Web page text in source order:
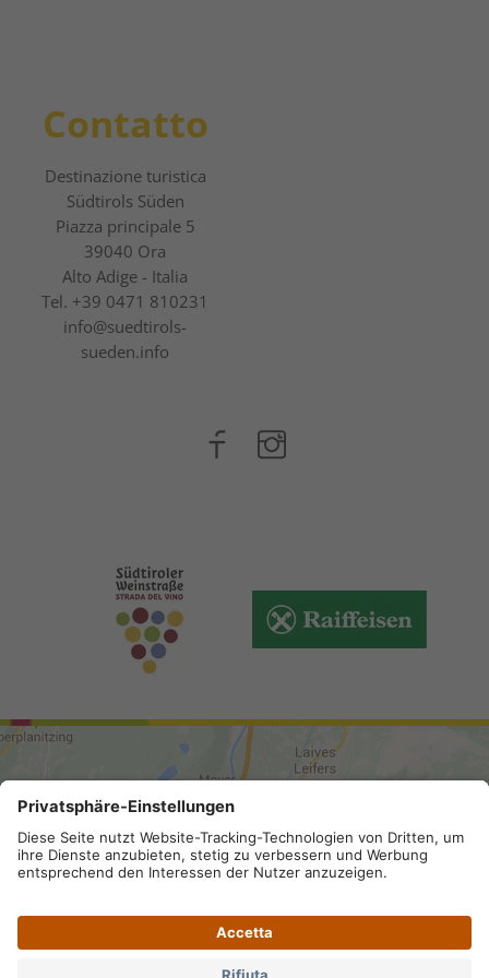
Contatto
Destinazione turistica
Südtirols Süden
Piazza principale 5
39040 Ora
Alto Adige - Italia
Tel. +39 0471 810231
info@suedtirols-
sueden.info
ARRIVO
Credits . Privacy